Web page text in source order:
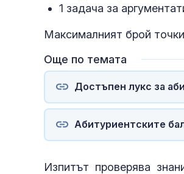
1 задача за
Максималният брой
Още по темата
Достъпен лукс за
Абитуриентските
Изпитът проверява